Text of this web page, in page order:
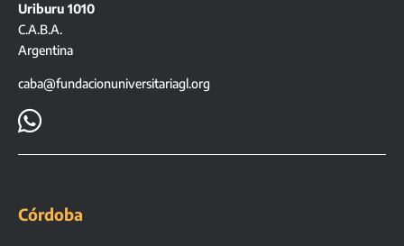
Uriburu 1010
C.A.B.A.
Argentina
caba@fundacionuniversitariagl.org

Córdoba